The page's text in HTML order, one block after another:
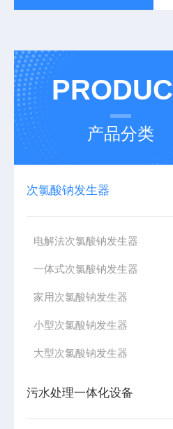
产品分类
次氯酸钠发生器
电解法次氯酸钠发生器
一体式次氯酸钠发生器
家用次氯酸钠发生器
小型次氯酸钠发生器
大型次氯酸钠发生器
污水处理一体化设备